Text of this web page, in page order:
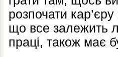
розпочати
що все залежить
праці, також має